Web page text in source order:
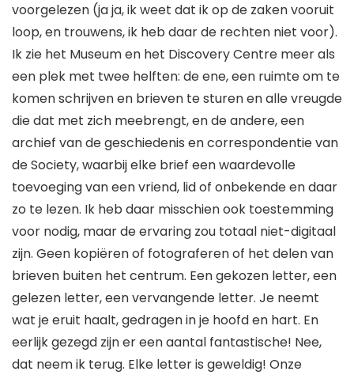
voorgelezen (ja ja, ik weet dat ik op de zaken vooruit
loop, en trouwens, ik heb daar de rechten niet voor).
Ik zie het Museum en het Discovery Centre meer als
een plek met twee helften: de ene, een ruimte om te
komen schrijven en brieven te sturen en alle vreugde
die dat met zich meebrengt, en de andere, een
archief van de geschiedenis en correspondentie van
de Society, waarbij elke brief een waardevolle
toevoeging van een vriend, lid of onbekende en daar
zo te lezen. Ik heb daar misschien ook toestemming
voor nodig, maar de ervaring zou totaal niet-digitaal
zijn. Geen kopiëren of fotograferen of het delen van
brieven buiten het centrum. Een gekozen letter, een
gelezen letter, een vervangende letter. Je neemt
wat je eruit haalt, gedragen in je hoofd en hart. En
eerlijk gezegd zijn er een aantal fantastische! Nee,
dat neem ik terug. Elke letter is geweldig! Onze